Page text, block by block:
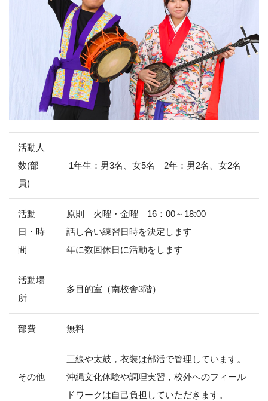
活動人
数(部
員)
1年生：男3名、女5名 2年：男2名、女2名
活動
日・時
間
原則 火曜・金曜 16：00～18:00
話し合い練習日時を決定します
年に数回休日に活動をします
活動場
所
多目的室（南校舎3階）
部費 無料
その他
三線や太鼓，衣装は部活で管理しています。
沖縄文化体験や調理実習，校外へのフィール
ドワークは自己負担していただきます。